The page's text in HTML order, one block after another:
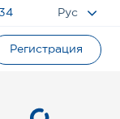
Рус
Регистрация